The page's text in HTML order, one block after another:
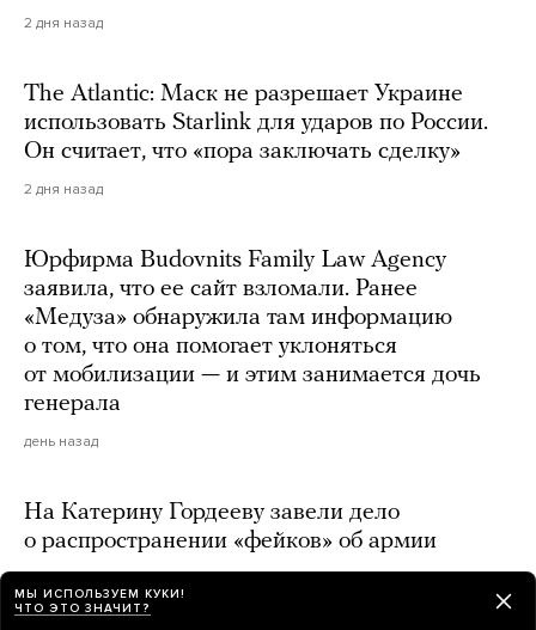
2 дня назад
The Atlantic: Маск не разрешает Украине
использовать Starlink для ударов по России.
Он считает, что «пора заключать сделку»
2 дня назад
Юрфирма Budovnits Family Law Agency
заявила, что ее сайт взломали. Ранее
«Медуза» обнаружила там информацию
о том, что она помогает уклоняться
от мобилизации — и этим занимается дочь
генерала
день назад
На Катерину Гордееву завели дело
о распространении «фейков» об армии
МЫ ИСПОЛЬЗУЕМ КУКИ!
ЧТО ЭТО ЗНАЧИТ?